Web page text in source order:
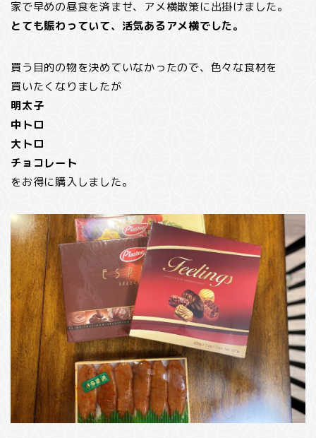
家で早めの昼食を済ませ、アメ横散策に出掛けました。
とても賑わっていて、活気あるアメ横でした。
買う目的の物を決めていなかったので、色々な食材を
買いたくなりましたが
明太子
中トロ
大トロ
チョコレート
をお得に購入しました。